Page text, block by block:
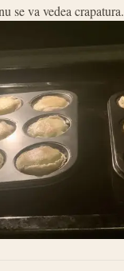
se va vedea crapatura.